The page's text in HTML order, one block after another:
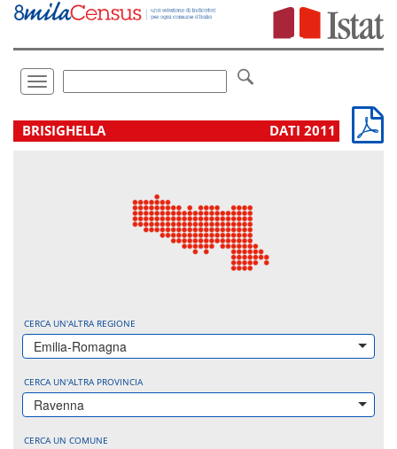
Vai
direttamente
Toggle
navigation
.
BRISIGHELLA DATI 2011
CERCA UN'ALTRA REGIONE
Emilia-Romagna
CERCA UN'ALTRA PROVINCIA
Ravenna
CERCA UN COMUNE